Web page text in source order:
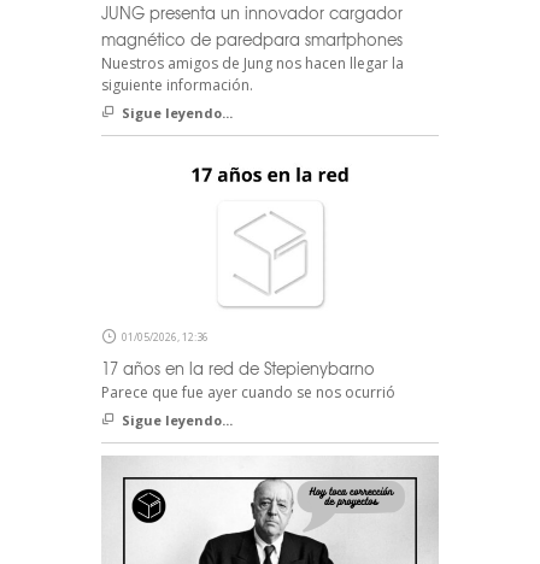
JUNG presenta un innovador cargador
magnético de paredpara smartphones
Nuestros amigos de Jung nos hacen llegar la
siguiente información.
Sigue leyendo...
01/05/2026, 12:36
17 años en la red de Stepienybarno
Parece que fue ayer cuando se nos ocurrió
Sigue leyendo...